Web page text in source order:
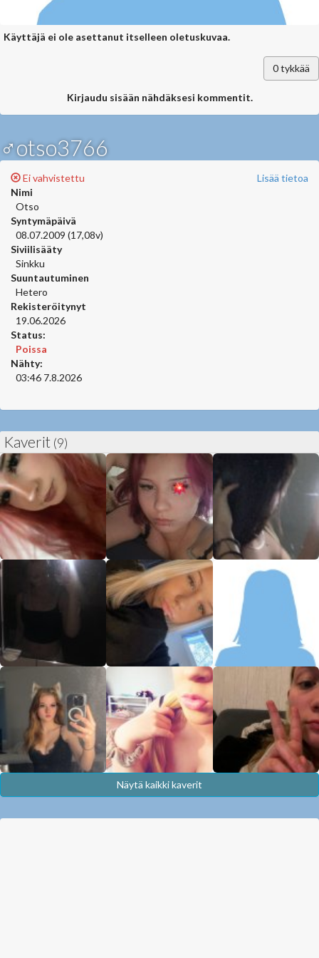
Käyttäjä ei ole asettanut itselleen oletuskuvaa.
0tykkää
Kirjaudu sisään nähdäksesi kommentit.
♂otso3766
Lisää tietoa
Ei vahvistettu
Nimi
Otso
Syntymäpäivä
08.07.2009 (17,08v)
Siviilisääty
Sinkku
Suuntautuminen
Hetero
Rekisteröitynyt
19.06.2026
Status:
Poissa
Nähty:
03:46 7.8.2026
Kaverit (9)
Näytä kaikki kaverit